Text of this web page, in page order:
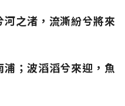
之渚，流澌紛兮將來
；波滔滔兮來迎，魚